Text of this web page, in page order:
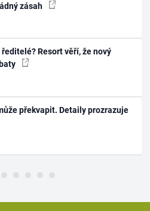
zásah
Resort věří, že nový
překvapit. Detaily prozrazuje